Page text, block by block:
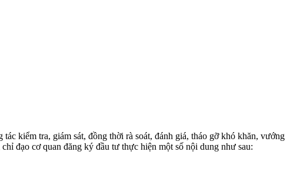
kiểm tra, giám sát, đồng thời rà soát, đánh giá, tháo gỡ khó khăn, vướng
đạo cơ quan đăng ký đầu tư thực hiện một số nội dung như sau: